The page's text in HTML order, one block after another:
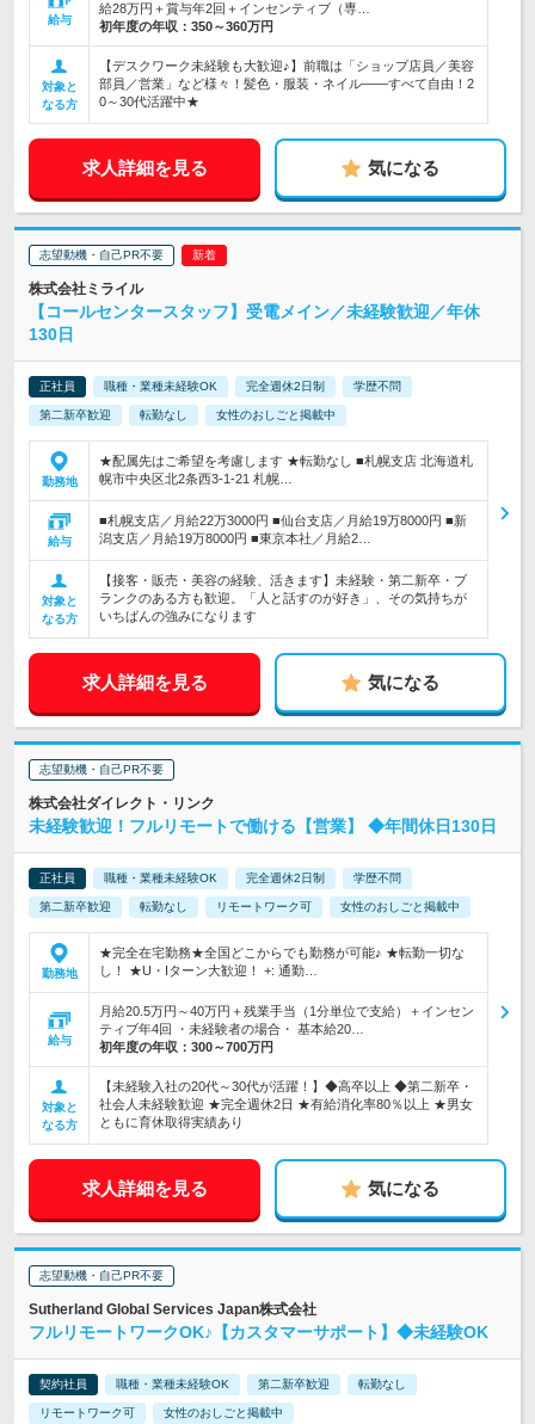
給与
給28万円＋賞与年2回＋インセンティブ（専…
初年度の年収： 350～360万円
対象と
なる方
【デスクワーク未経験も大歓迎♪】前職は「ショップ店員／美容
部員／営業」など様々！髪色・服装・ネイル――すべて自由！2
0～30代活躍中★
求人詳細を見る 気になる
志望動機・自己PR不要
株式会社ミライル
【コールセンタースタッフ】受電メイン／未経験歓迎／年休
130日
正社員 職種・業種未経験OK 完全週休2日制 学歴不問
第二新卒歓迎 転勤なし 女性のおしごと掲載中
勤務地
★配属先はご希望を考慮します ★転勤なし ■札幌支店 北海道札
幌市中央区北2条西3-1-21 札幌…
給与
■札幌支店／月給22万3000円 ■仙台支店／月給19万8000円 ■新
潟支店／月給19万8000円 ■東京本社／月給2…
対象と
なる方
【接客・販売・美容の経験、活きます】未経験・第二新卒・ブ
ランクのある方も歓迎。「人と話すのが好き」、その気持ちが
いちばんの強みになります
求人詳細を見る 気になる
志望動機・自己PR不要
株式会社ダイレクト・リンク
未経験歓迎！フルリモートで働ける【営業】 ◆年間休日130日
正社員 職種・業種未経験OK 完全週休2日制 学歴不問
第二新卒歓迎 転勤なし リモートワーク可 女性のおしごと掲載中
勤務地
★完全在宅勤務★全国どこからでも勤務が可能♪ ★転勤一切な
し！ ★U・Iターン大歓迎！ +: 通勤…
給与
月給20.5万円～40万円＋残業手当（1分単位で支給）＋インセン
ティブ年4回 ・未経験者の場合・ 基本給20…
初年度の年収： 300～700万円
対象と
なる方
【未経験入社の20代～30代が活躍！】◆高卒以上 ◆第二新卒・
社会人未経験歓迎 ★完全週休2日 ★有給消化率80％以上 ★男女
ともに育休取得実績あり
求人詳細を見る 気になる
志望動機・自己PR不要
Sutherland Global Services Japan株式会社
フルリモートワークOK♪【カスタマーサポート】◆未経験OK
契約社員 職種・業種未経験OK 第二新卒歓迎 転勤なし
リモートワーク可 女性のおしごと掲載中